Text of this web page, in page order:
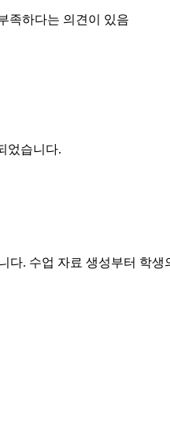
족하다는 의견이 있음
었습니다.
. 수업 자료 생성부터 학생